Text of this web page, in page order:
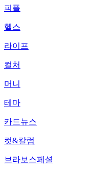
피플
헬스
라이프
컬처
머니
테마
카드뉴스
컷&칼럼
브라보스페셜